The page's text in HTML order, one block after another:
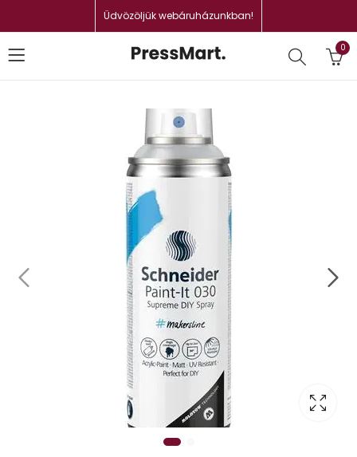
Üdvözöljük webáruházunkban!
0